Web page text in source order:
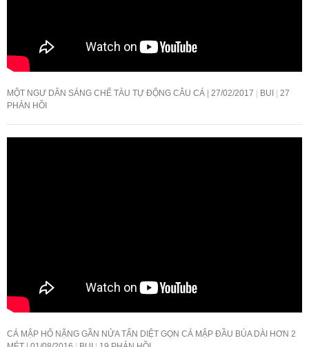
MỘT NGƯ DÂN SÁNG CHẾ TÀU TỰ ĐỘNG CÂU CÁ 27/02/2017 BUI
27
PHẢN HỒI
CÁ MẬP HỔ NẶNG GẦN NỬA TẤN DIỆT GỌN CÁ MẬP ĐẦU BÚA DÀI HƠN 2